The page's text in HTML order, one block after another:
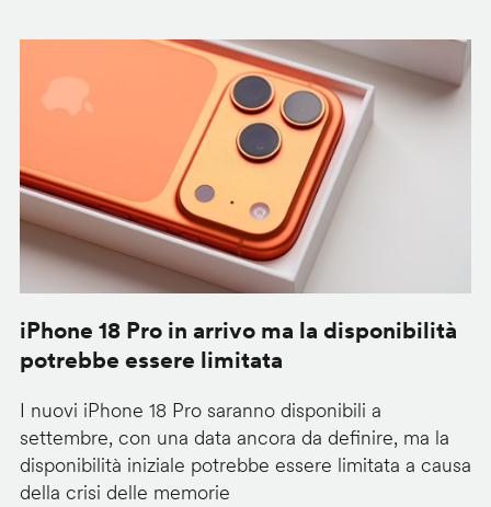
iPhone 18 Pro in arrivo ma la disponibilità
potrebbe essere limitata
I nuovi iPhone 18 Pro saranno disponibili a
settembre, con una data ancora da definire, ma la
disponibilità iniziale potrebbe essere limitata a causa
della crisi delle memorie